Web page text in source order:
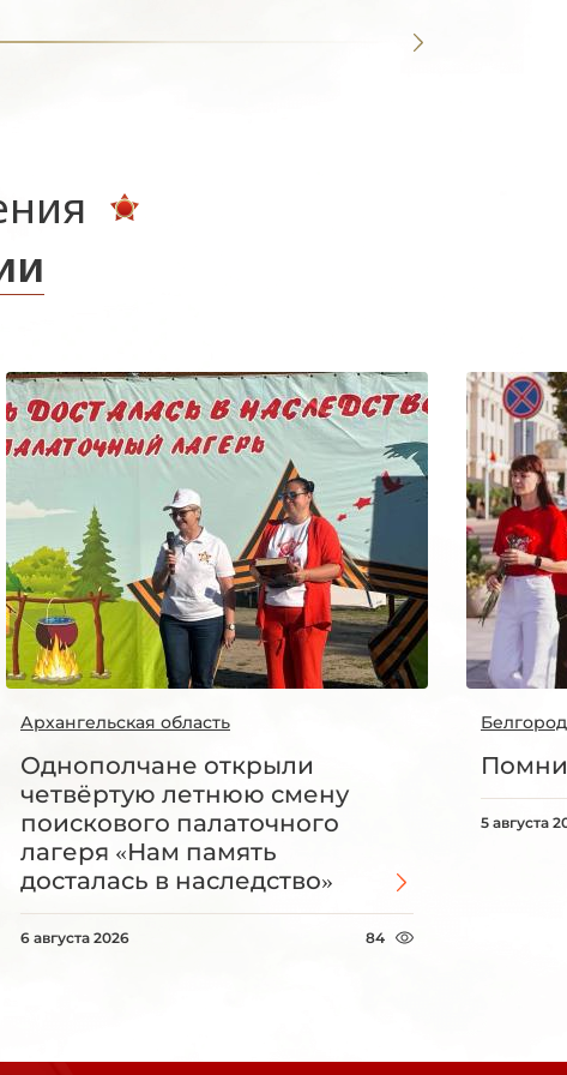
Архангельская область
Однополчане открыли
четвёртую летнюю смену
поискового палаточного
лагеря «Нам память
досталась в наследство»
6 августа 2026 84
5 августа